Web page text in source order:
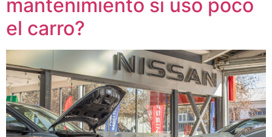
mantenimiento si uso poco
el carro?